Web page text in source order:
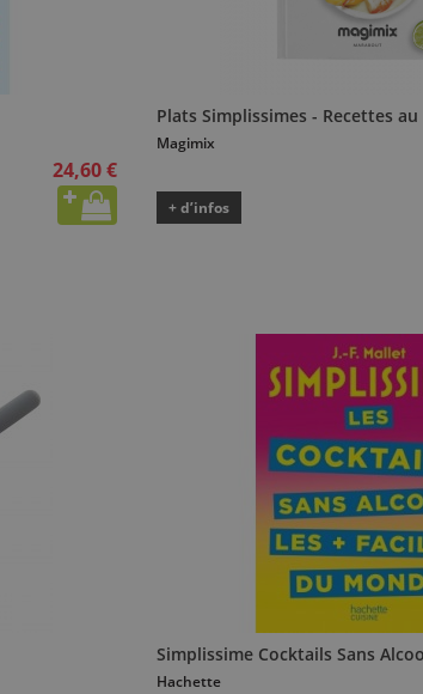
24,60 €
Plats Simplissimes - Recettes
Magimix
+ d’infos
Simplissime Cocktails Sans
Hachette